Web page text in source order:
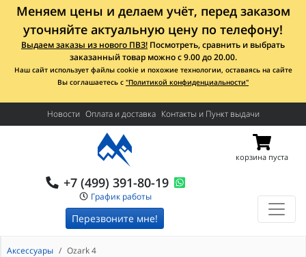
Меняем цены и делаем учёт, перед заказом
уточняйте актуальную цену по телефону!
Выдаем заказы из нового ПВЗ! Посмотреть, сравнить и выбрать
заказанный товар можно с 9.00 до 20.00.
Наш сайт использует файлы cookie и похожие технологии, оставаясь на сайте
Вы соглашаетесь с "Политикой конфиденциальности"
Новости Оплата и доставка Контакты и Пункт выдачи
+7 (499) 391-80-19
График работы
Перезвоните мне!
корзина пуста
Аксессуары Ozark 4